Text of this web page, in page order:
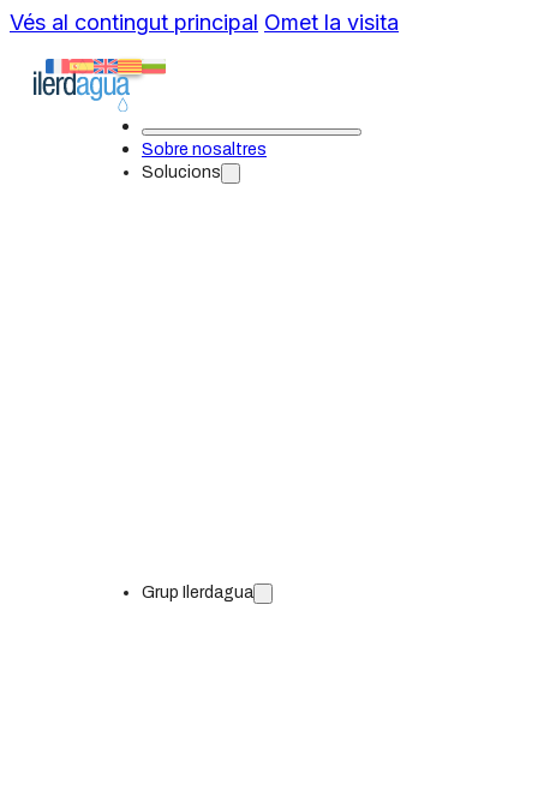
Vés al contingut principal Omet la visita
Sobre nosaltres
Solucions
ETAP: Aigua potable
Grup Ilerdagua